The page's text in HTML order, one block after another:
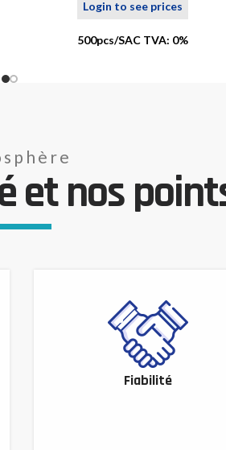
Login to see prices
500pcs/SAC TVA: 0%
et nos
Fiabilité